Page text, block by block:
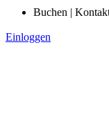
Buchen |
Einloggen